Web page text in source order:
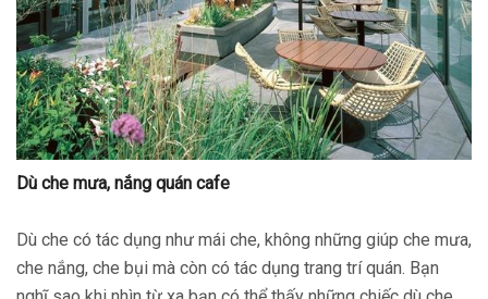
Dù che mưa, nắng quán cafe
Dù che có tác dụng như mái che, không những giúp che mưa,
che nắng, che bụi mà còn có tác dụng trang trí quán. Bạn